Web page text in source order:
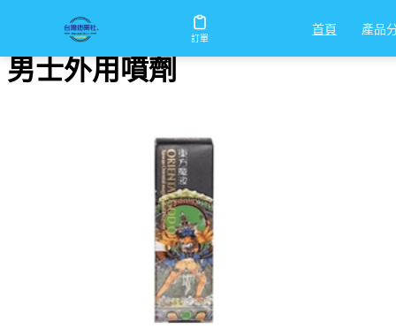
訂單
首頁 產品
男士外用噴劑
男士外用噴劑